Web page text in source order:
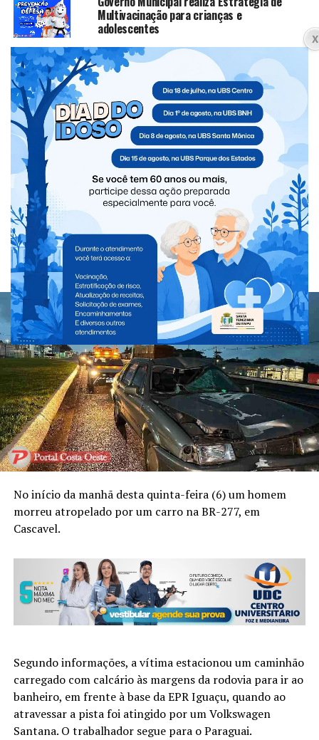
Multivacinação para crianças e
adolescentes
CLIQUE PARA COMENTAR
PARANÁ
Caminhoneiro morre atropelado na
BR-277
No início da manhã desta quinta-feira (6) um homem
morreu atropelado por um carro na BR-277, em
Cascavel.
Segundo informações, a vítima estacionou um caminhão
carregado com calcário às margens da rodovia para ir ao
banheiro, em frente à base da EPR Iguaçu, quando ao
atravessar a pista foi atingido por um Volkswagen
Santana. O trabalhador segue para o Paraguai.